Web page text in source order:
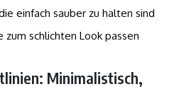
einfach sauber zu halten sind
schlichten Look passen
Minimalistisch,